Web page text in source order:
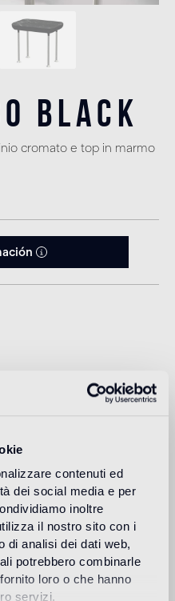
contenuti ed
dei social media e per
inoltre
il nostro sito con i
di analisi dei dati web,
potrebbero combinarle
loro o che hanno
servizi.
Black
cromato e top in marmo